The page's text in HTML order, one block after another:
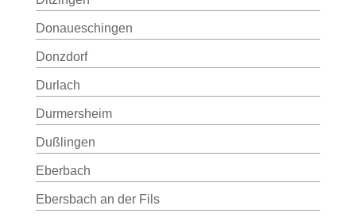
Donaueschingen
Donzdorf
Durlach
Durmersheim
Dußlingen
Eberbach
Ebersbach an der Fils